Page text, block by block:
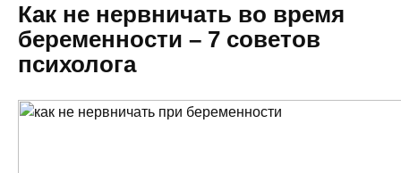
Как не нервничать во время
беременности – 7 советов
психолога